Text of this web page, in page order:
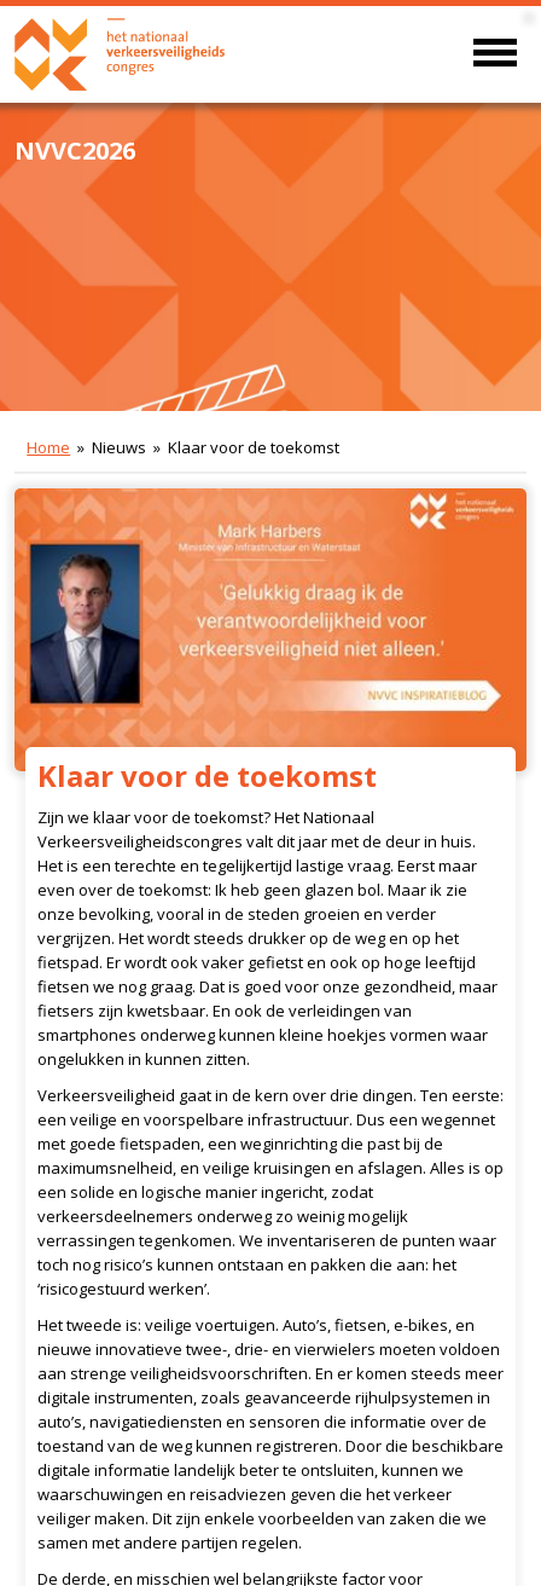
NVVC2026
Home » Nieuws » Klaar voor de toekomst
Klaar voor de toekomst
Zijn we klaar voor de toekomst? Het Nationaal
Verkeersveiligheidscongres valt dit jaar met de deur in huis.
Het is een terechte en tegelijkertijd lastige vraag. Eerst maar
even over de toekomst: Ik heb geen glazen bol. Maar ik zie
onze bevolking, vooral in de steden groeien en verder
vergrijzen. Het wordt steeds drukker op de weg en op het
fietspad. Er wordt ook vaker gefietst en ook op hoge leeftijd
fietsen we nog graag. Dat is goed voor onze gezondheid, maar
fietsers zijn kwetsbaar. En ook de verleidingen van
smartphones onderweg kunnen kleine hoekjes vormen waar
ongelukken in kunnen zitten.
Verkeersveiligheid gaat in de kern over drie dingen. Ten eerste:
een veilige en voorspelbare infrastructuur. Dus een wegennet
met goede fietspaden, een weginrichting die past bij de
maximumsnelheid, en veilige kruisingen en afslagen. Alles is op
een solide en logische manier ingericht, zodat
verkeersdeelnemers onderweg zo weinig mogelijk
verrassingen tegenkomen. We inventariseren de punten waar
toch nog risico’s kunnen ontstaan en pakken die aan: het
‘risicogestuurd werken’.
Het tweede is: veilige voertuigen. Auto’s, fietsen, e-bikes, en
nieuwe innovatieve twee-, drie- en vierwielers moeten voldoen
aan strenge veiligheidsvoorschriften. En er komen steeds meer
digitale instrumenten, zoals geavanceerde rijhulpsystemen in
auto’s, navigatiediensten en sensoren die informatie over de
toestand van de weg kunnen registreren. Door die beschikbare
digitale informatie landelijk beter te ontsluiten, kunnen we
waarschuwingen en reisadviezen geven die het verkeer
veiliger maken. Dit zijn enkele voorbeelden van zaken die we
samen met andere partijen regelen.
De derde, en misschien wel belangrijkste factor voor